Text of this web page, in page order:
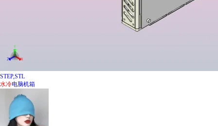
STEP,STL
水冷电脑机箱